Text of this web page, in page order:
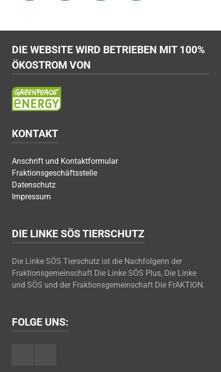
DIE WEBSITE WIRD BETRIEBEN MIT 100%
ÖKOSTROM VON
KONTAKT
Anschrift und Kontaktformular
Fraktionsgeschäftsstelle
Datenschutz
Impressum
DIE LINKE SÖS TIERSCHUTZ
Die Linke SÖS Tierschutz ist die Nachfolgerin der
Fraktionsgemeinschaft Die Linke SÖS Plus, Die Linke
und SÖS und der Fraktionsgemeinschaft Die FrAKTION.
FOLGE UNS: